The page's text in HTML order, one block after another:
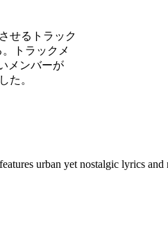
せるトラック
トラックメ
メンバーが
た。
urban yet nostalgic lyrics